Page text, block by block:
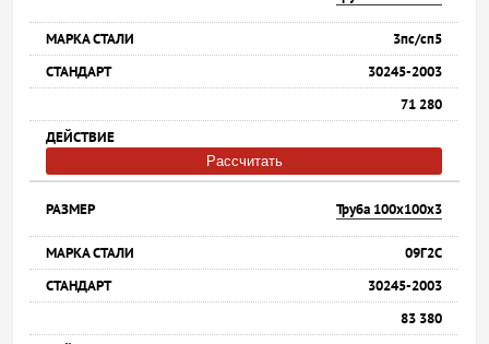
3пс/сп5
30245-2003
71 280
Рассчитать
Труба 100х100х3
09Г2С
30245-2003
83 380